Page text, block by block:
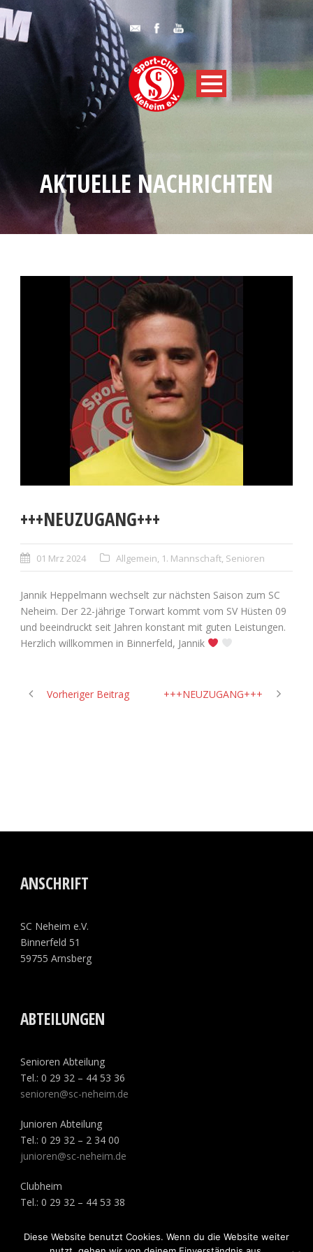
AKTUELLE NACHRICHTEN
+++NEUZUGANG+++
01 Mrz 2024 Allgemein, 1. Mannschaft, Senioren
Jannik Heppelmann wechselt zur nächsten Saison zum SC
Neheim. Der 22-jährige Torwart kommt vom SV Hüsten 09
und beeindruckt seit Jahren konstant mit guten Leistungen.
Herzlich willkommen in Binnerfeld, Jannik
Vorheriger Beitrag +++NEUZUGANG+++
ANSCHRIFT
SC Neheim e.V.
Binnerfeld 51
59755 Arnsberg
ABTEILUNGEN
Senioren Abteilung
Tel.: 0 29 32 – 44 53 36
senioren@sc-neheim.de
Junioren Abteilung
Tel.: 0 29 32 – 2 34 00
junioren@sc-neheim.de
Clubheim
Tel.: 0 29 32 – 44 53 38
Diese Website benutzt Cookies. Wenn du die Website weiter